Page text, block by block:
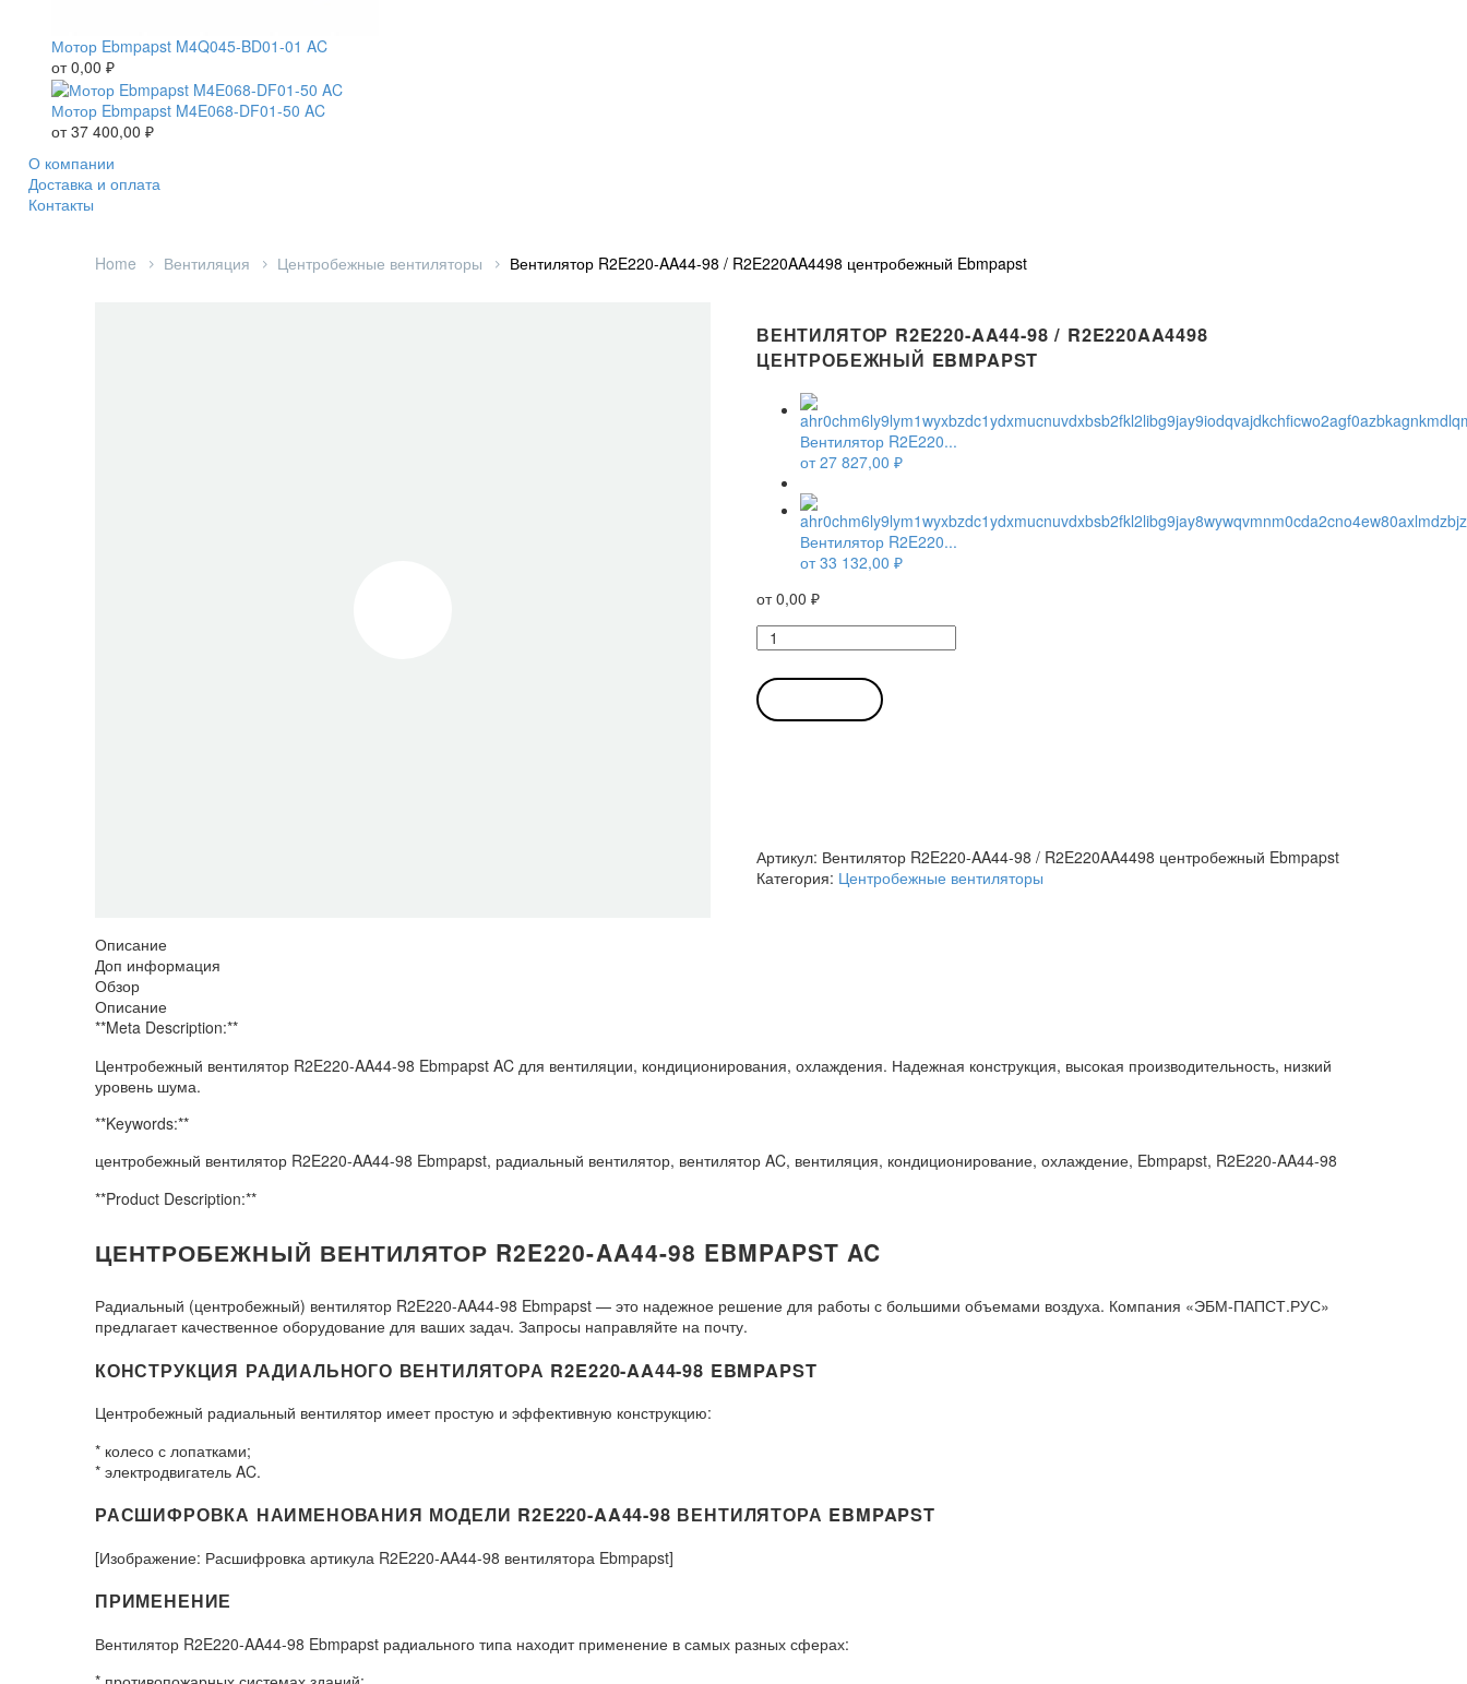
Мотор Ebmpapst M4Q045-BD01-01 AC
от0,00 ₽
Мотор Ebmpapst M4E068-DF01-50 AC
от37 400,00 ₽
О компании
Доставка и оплата
Контакты
Home Вентиляция Центробежные вентиляторы Вентилятор R2E220-AA44-98 / R2E220AA4498 центробежный Ebmpapst
ВЕНТИЛЯТОР R2E220-AA44-98 / R2E220AA4498
ЦЕНТРОБЕЖНЫЙ EBMPAPST
Вентилятор R2E220...
от27 827,00 ₽
Вентилятор R2E220...
от33 132,00 ₽
от0,00 ₽
Количество
товара
Вентилятор
R2E220-
AA44-
Артикул: Вентилятор R2E220-AA44-98 / R2E220AA4498 центробежный Ebmpapst
Категория: Центробежные вентиляторы
Описание
Доп информация
Обзор
Описание
**Meta Description:**
Центробежный вентилятор R2E220-AA44-98 Ebmpapst AC для вентиляции, кондиционирования, охлаждения. Надежная конструкция, высокая производительность, низкий
уровень шума.
**Keywords:**
центробежный вентилятор R2E220-AA44-98 Ebmpapst, радиальный вентилятор, вентилятор AC, вентиляция, кондиционирование, охлаждение, Ebmpapst, R2E220-AA44-98
**Product Description:**
ЦЕНТРОБЕЖНЫЙ ВЕНТИЛЯТОР R2E220-AA44-98 EBMPAPST AC
Радиальный (центробежный) вентилятор R2E220-AA44-98 Ebmpapst — это надежное решение для работы с большими объемами воздуха. Компания «ЭБМ-ПАПСТ.РУС»
предлагает качественное оборудование для ваших задач. Запросы направляйте на почту.
КОНСТРУКЦИЯ РАДИАЛЬНОГО ВЕНТИЛЯТОРА R2E220-AA44-98 EBMPAPST
Центробежный радиальный вентилятор имеет простую и эффективную конструкцию:
* колесо с лопатками;
* электродвигатель AC.
РАСШИФРОВКА НАИМЕНОВАНИЯ МОДЕЛИ R2E220-AA44-98 ВЕНТИЛЯТОРА EBMPAPST
[Изображение: Расшифровка артикула R2E220-AA44-98 вентилятора Ebmpapst]
ПРИМЕНЕНИЕ
Вентилятор R2E220-AA44-98 Ebmpapst радиального типа находит применение в самых разных сферах: